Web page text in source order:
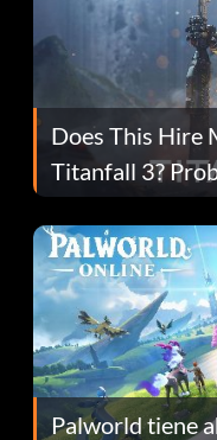
Does This Hire
Titanfall 3?
Fans Are
Palworld tiene